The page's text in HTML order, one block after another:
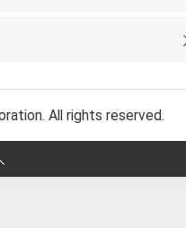
All rights reserved.